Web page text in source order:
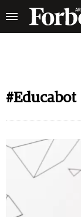
#Educabot